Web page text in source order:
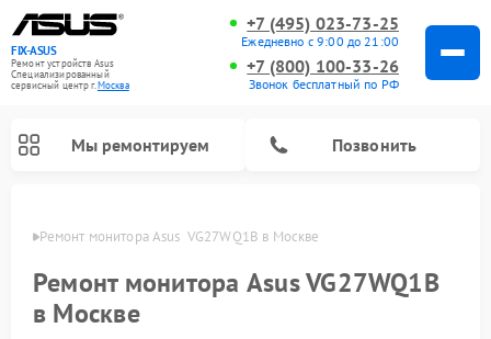
FIX-ASUS
Ремонт устройств Asus
Специализированный
cервисный центр г.Москва
+7 (495) 023-73-25
Ежедневно с 9:00 до 21:00
+7 (800) 100-33-26
Звонок бесплатный по РФ
Мы ремонтируем Позвонить
Ремонт монитора Asus  VG27WQ1B в Москве
Ремонт монитора Asus VG27WQ1B
в Москве